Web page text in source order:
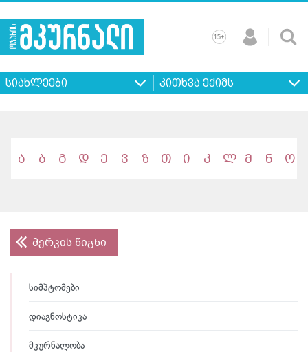
შესახებ ხშირად
კითხვები
15+
სიახლეები კითხვა ექიმს
ა ბ გ დ ე ვ ზ თ ი კ ლ მ ნ ო
მერკის წიგნი
სიმპტომები
დიაგნოსტიკა
მკურნალობა